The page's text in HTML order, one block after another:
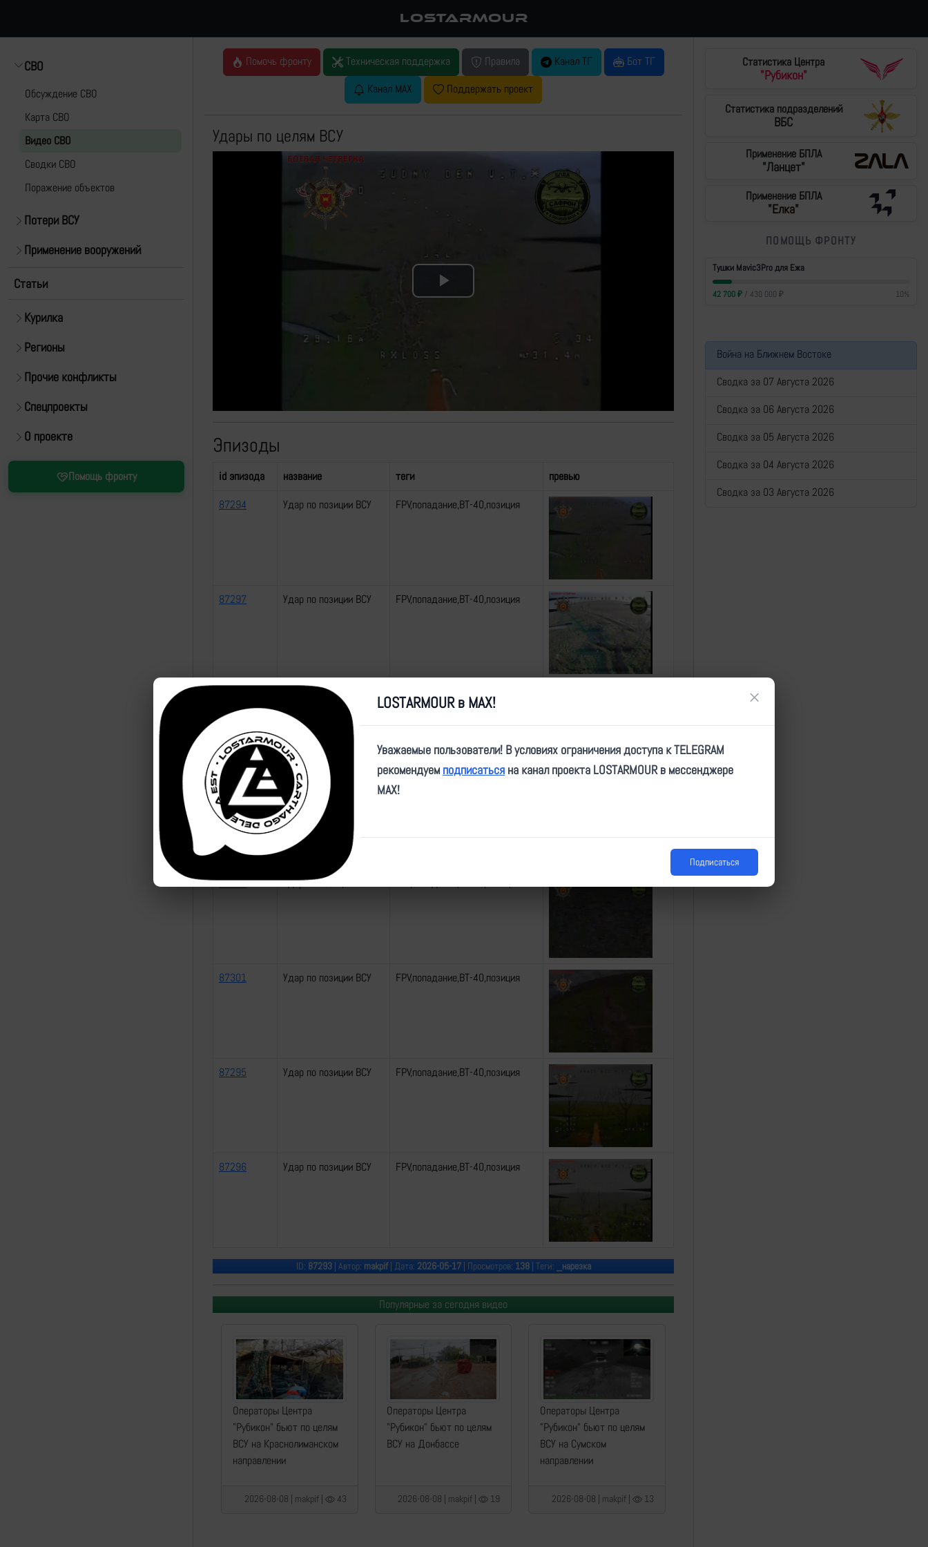
LOSTARMOUR
СВО
Обсуждение СВО
Карта СВО
Видео СВО
Cводки СВО
Поражение объектов
Потери ВСУ
Применение вооружений
Статьи
Курилка
Регионы
Прочие конфликты
Спецпроекты
О проекте
Помощь фронту
Помочь фронту Техническая поддержка Правила Канал ТГ
Бот ТГ
Канал MAX
Поддержать проект
Удары по целям ВСУ
Play
Эпизоды
id эпизода название теги
превью
87294
Удар по позиции ВСУ FPV,попадание,ВТ-40,позиция
87297 Удар по позиции ВСУ FPV,попадание,ВТ-40,позиция
Удар по позиции ВСУ FPV,попадание,ВТ-40,позиция
87299 Удар по позиции ВСУ FPV,попадание,ВТ-40,позиция
87300 Удар по позиции ВСУ
87301 Удар по позиции ВСУ FPV,попадание,ВТ-40,позиция
87295 Удар по позиции ВСУ FPV,попадание,ВТ-40,позиция
87296 Удар по позиции ВСУ FPV,попадание,ВТ-40,позиция
ID: 87293| Автор: makpif| Дата: 2026-05-17| Просмотров: 138| Теги: _нарезка
Популярные за сегодня видео
Операторы Центра
"Рубикон" бьют по целям
ВСУ на Краснолиманском
направлении
2026-08-08 | makpif | 43
Операторы Центра
"Рубикон" бьют по целям
ВСУ на Донбассе
2026-08-08 | makpif | 19
Операторы Центра
"Рубикон" бьют по целям
ВСУ на Сумском
направлении
2026-08-08 | makpif | 13
Статистика Центра
"Рубикон"
Статистика подразделений
ВБС
Применение БПЛА
"Ланцет"
Применение БПЛА
"Елка"
ПОМОЩЬ ФРОНТУ
Тушки Mavic3Pro для Ежа
42 700₽/ 430 000 ₽ 10%
Война на Ближнем Востоке
Сводка за 07 Августа 2026
Сводка за 06 Августа 2026
Сводка за 05 Августа 2026
Сводка за 04 Августа 2026
Сводка за 03 Августа 2026
LOSTARMOUR в MAX! ×
Уважаемые пользователи! В условиях ограничения доступа к TELEGRAM
рекомендуем подписаться на канал проекта LOSTARMOUR в мессенджере
MAX!
Подписаться